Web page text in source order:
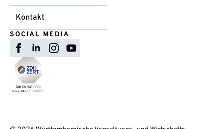
Kontakt
SOCIAL MEDIA